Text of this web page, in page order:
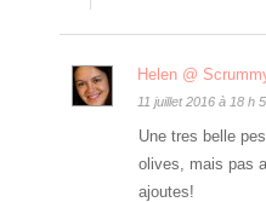
Helen @
11 juillet 2016 à 18 h
Une tres belle
olives, mais pas
ajoutes!